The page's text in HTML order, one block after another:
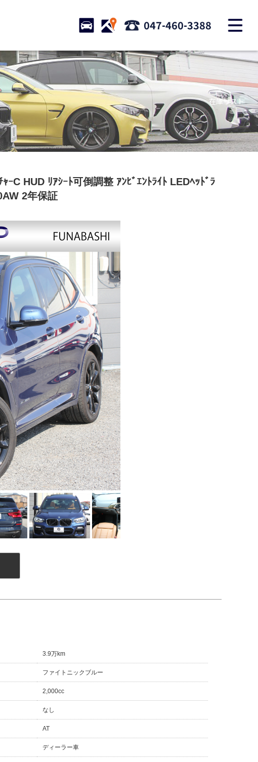
STOCK ACCESS 047-460-3388
店舗紹介
Shop information
お問い合わせ
Contact us
自動車保険
Car insurance
スタッフblog
Staff blog
在庫リスト
ｰC HUD ﾘｱｼｰﾄ可倒調整 ｱﾝﾋﾞｴﾝﾄﾗｲﾄ LEDﾍｯﾄﾞﾗ
2年保証
3.9万km
ファイトニックブルー
2,000cc
なし
AT
ディーラー車